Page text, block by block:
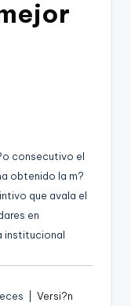
consecutivo el
obtenido la m?
que avala el
en
institucional
| Versi?n